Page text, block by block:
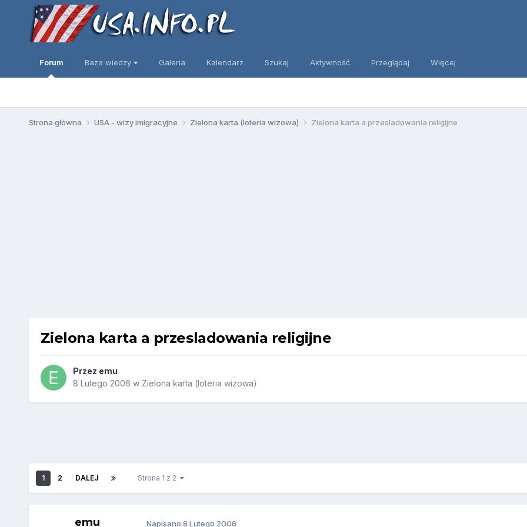
Forum Baza wiedzy Galeria Kalendarz Szukaj Aktywność Przeglądaj Więcej
Strona główna USA - wizy imigracyjne Zielona karta (loteria wizowa) Zielona karta a przesladowania religijne
Zielona karta a przesladowania religijne
Przez emu
8 Lutego 2006 w Zielona karta (loteria wizowa)
1 2 DALEJ Strona 1 z 2
emu Napisano 8 Lutego 2006